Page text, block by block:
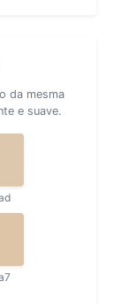
da mesma
e suave.